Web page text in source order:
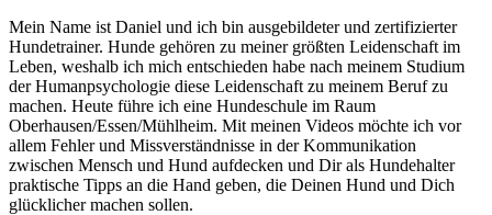
Mein Name ist Daniel und ich bin ausgebildeter und zertifizierter
Hundetrainer. Hunde gehören zu meiner größten Leidenschaft im
Leben, weshalb ich mich entschieden habe nach meinem Studium
der Humanpsychologie diese Leidenschaft zu meinem Beruf zu
machen. Heute führe ich eine Hundeschule im Raum
Oberhausen/Essen/Mühlheim. Mit meinen Videos möchte ich vor
allem Fehler und Missverständnisse in der Kommunikation
zwischen Mensch und Hund aufdecken und Dir als Hundehalter
praktische Tipps an die Hand geben, die Deinen Hund und Dich
glücklicher machen sollen.